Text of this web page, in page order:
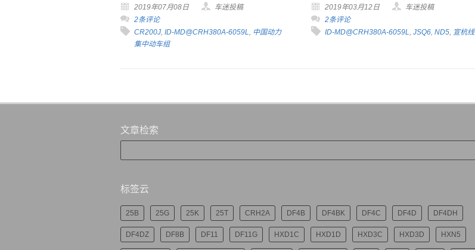
2019年07月08日
车迷投稿
2条评论
CR200J ID-MD@CRH380A-6059L
中国动力
集中动车组
2019年03月12日
车迷投稿
2条评论
ID-MD@CRH380A-6059L
JSQ6 ND5 宣杭线
文章检索
标签云
25B 25G 25K 25T CRH2A DF4B DF4BK DF4C DF4D DF4DH
DF4DZ DF8B DF11 DF11G HXD1C HXD1D HXD3C HXD3D HXN5